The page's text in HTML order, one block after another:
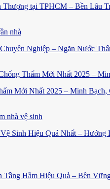
Thượng tại TPHCM – Bền Lâu
Nghiệp – Ngăn Nước
Mới Nhất 2025 – Minh Bạch,
Sinh Hiệu Quả Nhất –
Tầng Hầm Hiệu Quả – Bền